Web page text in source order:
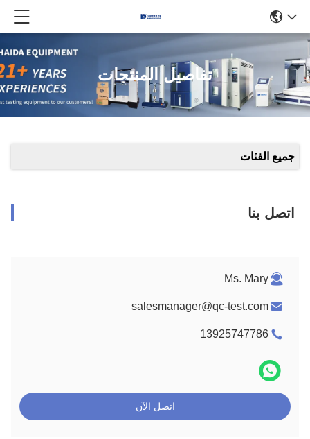
تفاصيل المنتجات
جميع الفئات
اتصل بنا
Ms. Mary
salesmanager@qc-test.com
13925747786
اتصل الآن